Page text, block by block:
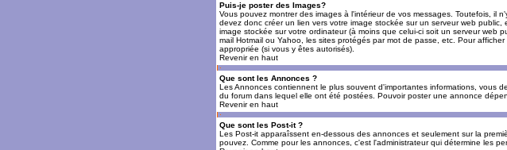
Puis-je poster des Images?
Vous pouvez montrer des images à l'intérieur de vos messages. Toutefois, il
devez donc créer un lien vers votre image stockée sur un serveur web
image stockée sur votre ordinateur (à moins que celui-ci soit un serveur
mail Hotmail ou Yahoo, les sites protégés par mot de passe, etc. Pour
appropriée (si vous y êtes autorisés).
Revenir en haut
Que sont les Annonces ?
Les Annonces contiennent le plus souvent d'importantes informations, vous
du forum dans lequel elle ont été postées. Pouvoir poster une annonce
Revenir en haut
Que sont les Post-it ?
Les Post-it apparaîssent en-dessous des annonces et seulement sur la
pouvez. Comme pour les annonces, c'est l'administrateur qui détermine les